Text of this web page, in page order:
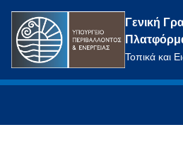
Γενική
Τοπικά και